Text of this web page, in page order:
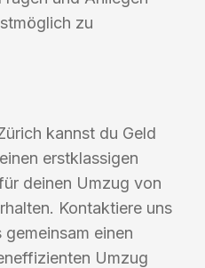
zu
kannst du Geld
erstklassigen
deinen Umzug von
Kontaktiere uns
einen
Umzug